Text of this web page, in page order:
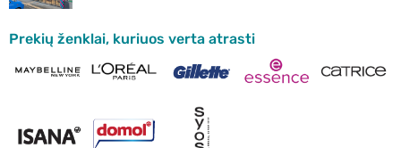
Prekių ženklai, kuriuos verta atrasti